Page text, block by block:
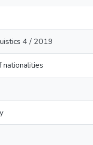
4 / 2019
nationalities